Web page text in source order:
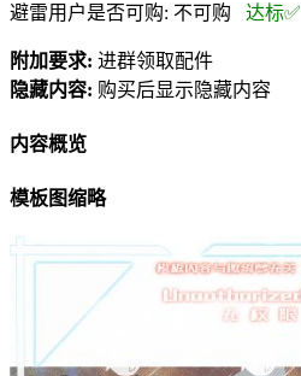
避雷用户是否可购: 不可购 达标✅
附加要求: 进群领取配件
隐藏内容: 购买后显示隐藏内容
内容概览
模板图缩略